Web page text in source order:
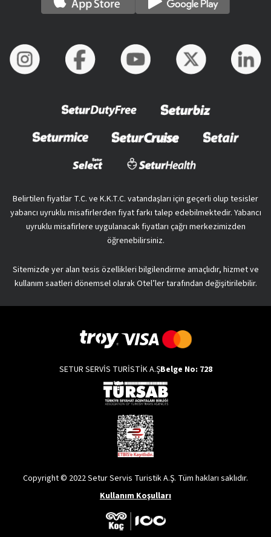
Belirtilen fiyatlar T.C. ve K.K.T.C. vatandaşları için geçerli olup tesisler
yabancı uyruklu misafirlerden fiyat farkı talep edebilmektedir. Yabancı
uyruklu misafirlere uygulanacak fiyatları çağrı merkezimizden
öğrenebilirsiniz.
Sitemizde yer alan tesis özellikleri bilgilendirme amaçlıdır, hizmet ve
kullanım saatleri dönemsel olarak Otel’ler tarafından değişitirilebilir.
SETUR SERVİS TURİSTİK A.ŞBelge No: 728
Copyright © 2022 Setur Servis Turistik A.Ş. Tüm hakları saklıdır.
Kullanım Koşulları